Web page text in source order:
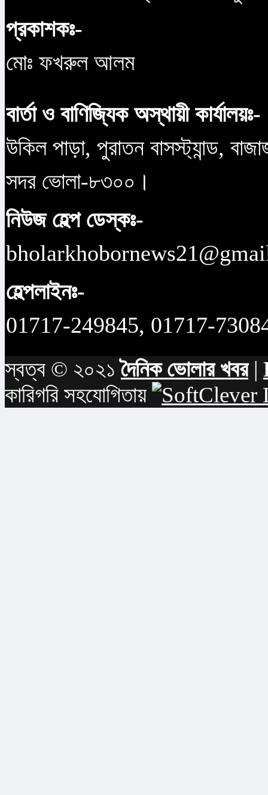
প্রকাশকঃ-
মোঃ ফখরুল আলম
বার্তা ও বাণিজ্যিক অস্থায়ী কার্যালয়ঃ-
উকিল পাড়া, পুরাতন বাসস্ট্যান্ড,
সদর ভোলা-৮৩০০।
নিউজ হেল্প ডেস্কঃ-
হেল্পলাইনঃ-
01717-249845, 01717-
স্বত্ব © ২০২১দৈনিক ভোলার খবর|
কারিগরি সহযোগিতায়